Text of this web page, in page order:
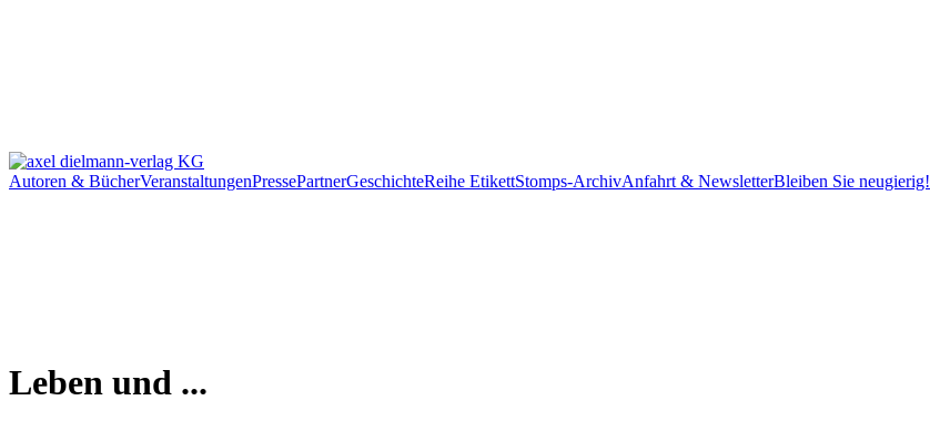
Autoren & BücherVeranstaltungenPressePartnerGeschichteReihe EtikettStomps-ArchivAnfahrt & NewsletterBleiben Sie neugierig!
Leben und ...